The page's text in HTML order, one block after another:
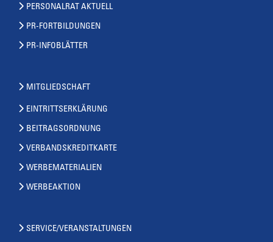
PERSONALRAT AKTUELL
PR-FORTBILDUNGEN
PR-INFOBLÄTTER
MITGLIEDSCHAFT
EINTRITTSERKLÄRUNG
BEITRAGSORDNUNG
VERBANDSKREDITKARTE
WERBEMATERIALIEN
WERBEAKTION
SERVICE/VERANSTALTUNGEN